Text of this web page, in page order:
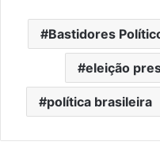
Bastidores
eleição
política brasileira